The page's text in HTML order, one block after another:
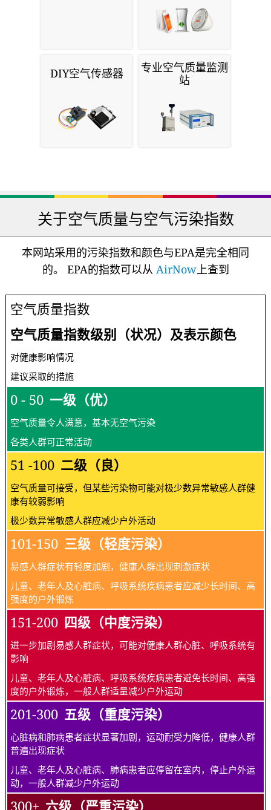
DIY空气传感器
专业空气质量监测
站
关于空气质量与空气污染指数
本网站采用的污染指数和颜色与EPA是完全相同
的。 EPA的指数可以从 AirNow上查到
空气质量指数
空气质量指数级别（状况）及表示颜色
对健康影响情况
建议采取的措施
0 - 50 一级（优）
空气质量令人满意，基本无空气污染
各类人群可正常活动
51 -100 二级（良）
空气质量可接受，但某些污染物可能对极少数异常敏感人群健
康有较弱影响
极少数异常敏感人群应减少户外活动
101-150 三级（轻度污染）
易感人群症状有轻度加剧，健康人群出现刺激症状
儿童、老年人及心脏病、呼吸系统疾病患者应减少长时间、高
强度的户外锻炼
151-200 四级（中度污染）
进一步加剧易感人群症状，可能对健康人群心脏、呼吸系统有
影响
儿童、老年人及心脏病、呼吸系统疾病患者避免长时间、高强
度的户外锻炼，一般人群适量减少户外运动
201-300 五级（重度污染）
心脏病和肺病患者症状显著加剧，运动耐受力降低，健康人群
普遍出现症状
儿童、老年人及心脏病、肺病患者应停留在室内，停止户外运
动，一般人群减少户外运动
300+ 六级（严重污染）